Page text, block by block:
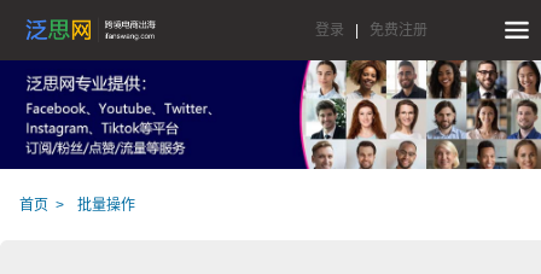
登录 免费注册
首页 批量操作